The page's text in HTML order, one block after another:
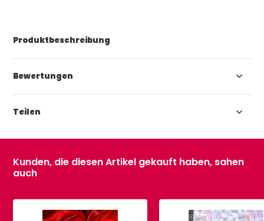
Produktbeschreibung
Bewertungen
Teilen
Kunden, die diesen Artikel gekauft haben, sahen
auch